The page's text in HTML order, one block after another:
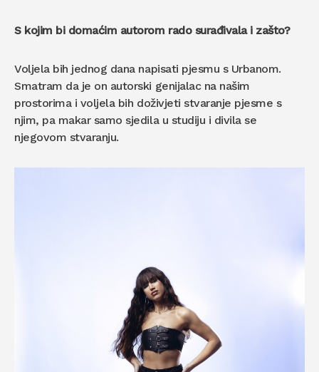
S kojim bi domaćim autorom rado surađivala i zašto?
Voljela bih jednog dana napisati pjesmu s Urbanom.
Smatram da je on autorski genijalac na našim
prostorima i voljela bih doživjeti stvaranje pjesme s
njim, pa makar samo sjedila u studiju i divila se
njegovom stvaranju.